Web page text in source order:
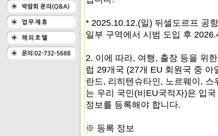
* 2025.10.12.(일) 뒤셀도르프 공
일부 구역에서 시범 도입 후
2. 이에 따라, 여행, 출장 등을 위
럽 29개국 (27개 EU 회원국 중
란드, 리히텐슈타인, 노르웨이,
는 우리 국민(비EU국적자)은 입
정보를 등록해야 합니다.
※ 등록 정보